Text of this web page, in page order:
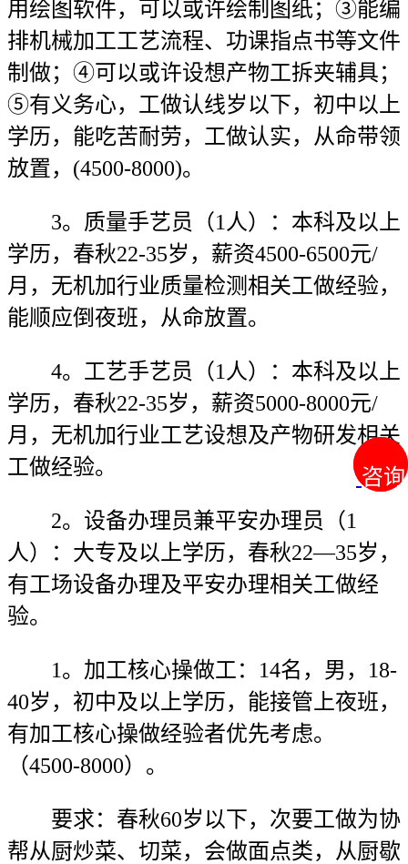
咨询
咨询
用绘图软件，可以或许绘制图纸；③能编
排机械加工工艺流程、功课指点书等文件
制做；④可以或许设想产物工拆夹辅具；
⑤有义务心，工做认线岁以下，初中以上
学历，能吃苦耐劳，工做认实，从命带领
放置，(4500-8000)。
3。质量手艺员（1人）：本科及以上
学历，春秋22-35岁，薪资4500-6500元/
月，无机加行业质量检测相关工做经验，
能顺应倒夜班，从命放置。
4。工艺手艺员（1人）：本科及以上
学历，春秋22-35岁，薪资5000-8000元/
月，无机加行业工艺设想及产物研发相关
工做经验。
2。设备办理员兼平安办理员（1
人）：大专及以上学历，春秋22—35岁，
有工场设备办理及平安办理相关工做经
验。
1。加工核心操做工：14名，男，18-
40岁，初中及以上学历，能接管上夜班，
有加工核心操做经验者优先考虑。
（4500-8000）。
要求：春秋60岁以下，次要工做为协
帮从厨炒菜、切菜，会做面点类，从厨歇